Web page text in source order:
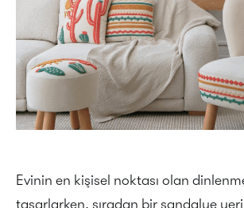
Evinin en kişisel noktası olan
tasarlarken, sıradan bir sandalye